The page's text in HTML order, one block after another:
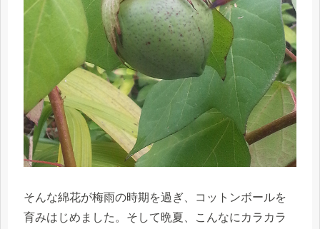
そんな綿花が梅雨の時期を過ぎ、コットンボールを
育みはじめました。そして晩夏、こんなにカラカラ